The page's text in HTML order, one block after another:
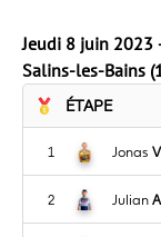
Jeudi 8 juin 2023
Salins-les-Bains